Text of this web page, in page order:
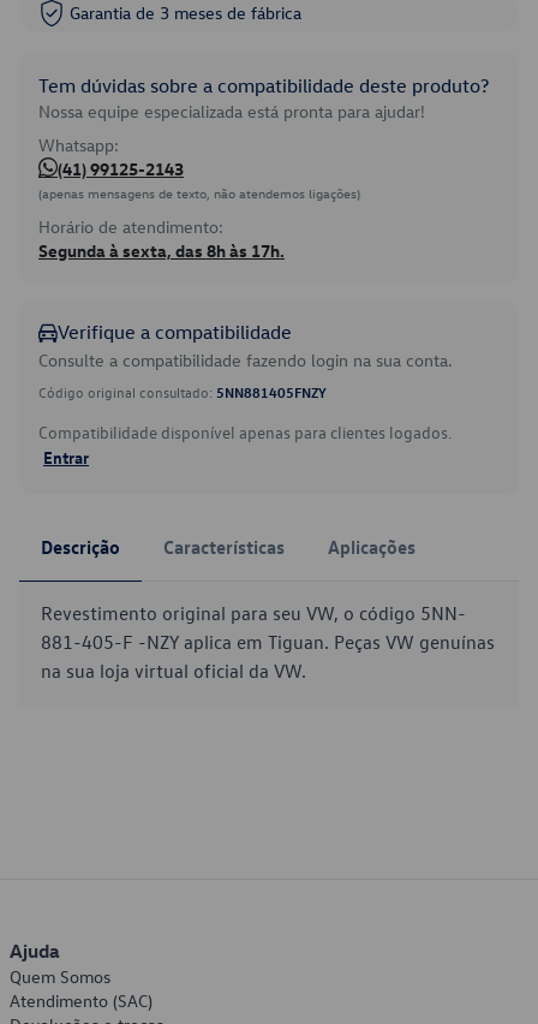
Garantia de 3 meses de fábrica
Tem dúvidas sobre a compatibilidade deste produto?
Nossa equipe especializada está pronta para ajudar!
Whatsapp:
(41) 99125-2143
(apenas mensagens de texto, não atendemos ligações)
Horário de atendimento:
Segunda à sexta, das 8h às 17h.
Verifique a compatibilidade
Consulte a compatibilidade fazendo login na sua conta.
Código original consultado: 5NN881405FNZY
Compatibilidade disponível apenas para clientes logados.
Entrar
Descrição Características Aplicações
Revestimento original para seu VW, o código 5NN-
881-405-F -NZY aplica em Tiguan. Peças VW genuínas
na sua loja virtual oficial da VW.
Ajuda
Quem Somos
Atendimento (SAC)